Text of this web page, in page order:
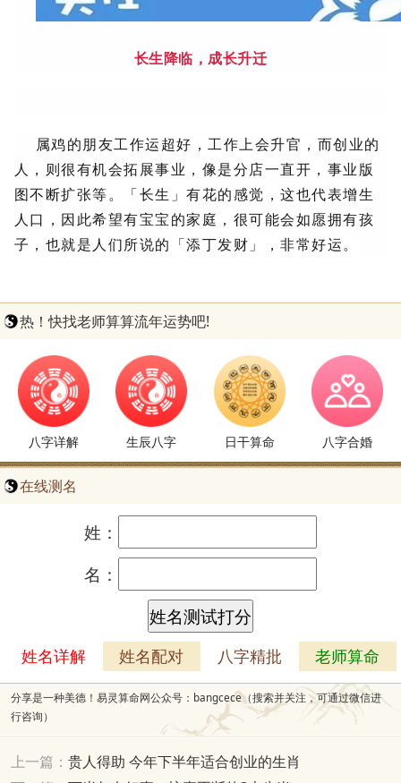
长生降临，成长升迁
属鸡的朋友工作运超好，工作上会升官，而创业的
人，则很有机会拓展事业，像是分店一直开，事业版
图不断扩张等。
「长生」有花的感觉，这也代表增生
人口，因此希望有宝宝的家庭，很可能会如愿拥有孩
子，也就是人们所说的「添丁发财」，非常好运。
热！快找老师算算流年运势吧!
八字详解 生辰八字 日干算命 八字合婚
在线测名
姓：
名：
姓名详解 姓名配对 八字精批 老师算命
分享是一种美德！易灵算命网公众号：bangcece（搜索并关注，可通过微信进
行咨询）
上一篇： 贵人得助 今年下半年适合创业的生肖